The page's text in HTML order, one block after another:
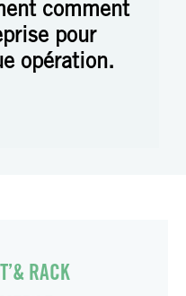
comment
pour
opération.
RACK